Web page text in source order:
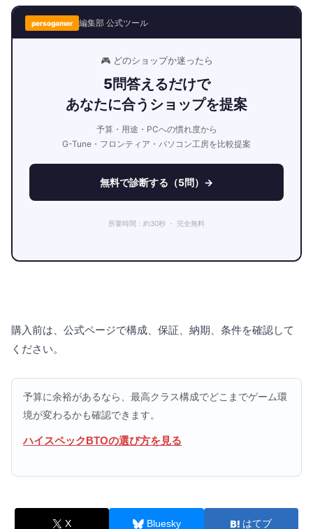
persogamer 編集部 公式ツール
🎮 どのショップか迷ったら
5問答えるだけで
あなたに合うショップを提案
予算・用途・PCへの慣れ度から
G-Tune・フロンティア・パソコン工房を比較提案
無料で診断する（5問）→
所要時間：約30秒 ・ 完全無料
購入前は、公式ページで構成、保証、納期、条件を確認して
ください。
予算に余裕があるなら、最高クラス構成でどこまでゲーム環
境が変わるかも確認できます。
ハイスペックBTOの選び方を見る
X Bluesky はてブ